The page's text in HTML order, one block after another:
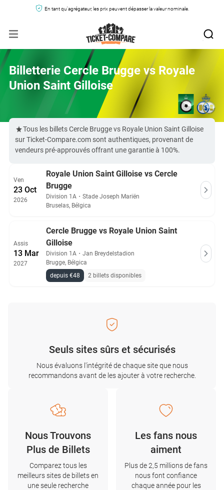
En tant qu'agrégateur, les prix peuvent dépasser la valeur nominale.
Billetterie Cercle Brugge vs Royale
Union Saint Gilloise
Tous les billets Cercle Brugge vs Royale Union Saint Gilloise
sur Ticket-Compare.com sont authentiques, provenant de
vendeurs pré-approuvés offrant une garantie à 100%.
Ven
23 Oct
2026
Royale Union Saint Gilloise vs Cercle
Brugge
Division 1A ・ Stade Joseph Mariën
Bruselas, Bélgica
Assis
13 Mar
2027
Cercle Brugge vs Royale Union Saint
Gilloise
Division 1A ・ Jan Breydelstadion
Brugge, Bélgica
depuis €48
2 billets disponibles
Seuls sites sûrs et sécurisés
Nous évaluons l'intégrité de chaque site que nous
recommandons avant de les ajouter à votre recherche.
Nous Trouvons
Plus de Billets
Comparez tous les
meilleurs sites de billets en
une seule recherche
Les fans nous
aiment
Plus de 2,5 millions de fans
nous font confiance
chaque année pour les